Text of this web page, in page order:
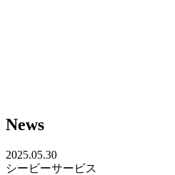
News
2025.05.30
シービーサービス